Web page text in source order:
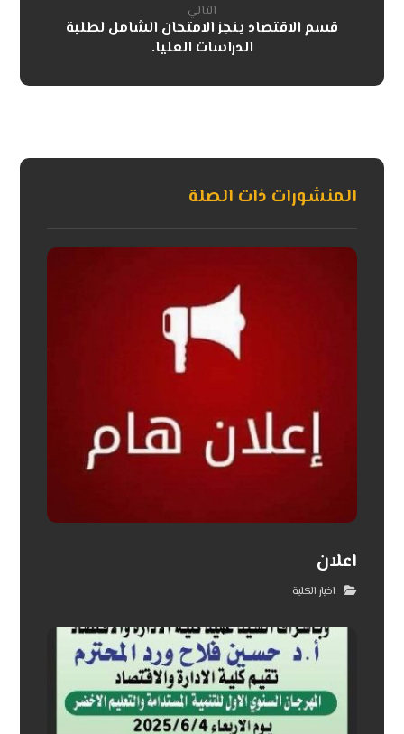
التالي
قسم الاقتصاد ينجز الامتحان الشامل لطلبة
الدراسات العليا.
المنشورات ذات الصلة
اعلان
اخبار الكلية